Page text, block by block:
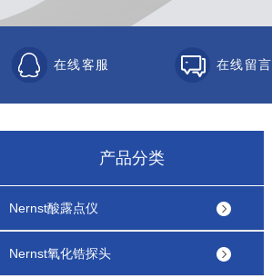
在线客服 在线留言
产品分类
Nernst酸露点仪
Nernst氧化锆探头